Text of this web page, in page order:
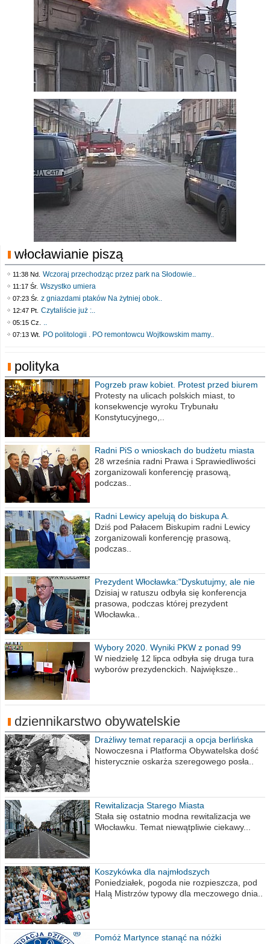
włocławianie piszą
11:38 Nd. Wczoraj przechodząc przez park na Słodowie..
11:17 Śr. Wszystko umiera
07:23 Śr. z gniazdami ptaków Na żytniej obok..
12:47 Pt. Czytaliście już :..
05:15 Cz. ..
07:13 Wt. PO politologii . PO remontowcu Wojtkowskim mamy..
polityka
Pogrzeb praw kobiet. Protest przed biurem
poselskim PiS
Protesty na ulicach polskich miast, to
konsekwencje wyroku Trybunału
Konstytucyjnego,..
Radni PiS o wnioskach do budżetu miasta
na 2021 rok
28 września radni Prawa i Sprawiedliwości
zorganizowali konferencję prasową,
podczas..
Radni Lewicy apelują do biskupa A.
Wiesława Meringa
Dziś pod Pałacem Biskupim radni Lewicy
zorganizowali konferencję prasową,
podczas..
Prezydent Włocławka:"Dyskutujmy, ale nie
obrażajmy się”
Dzisiaj w ratuszu odbyła się konferencja
prasowa, podczas której prezydent
Włocławka..
Wybory 2020. Wyniki PKW z ponad 99
procent obwodów
W niedzielę 12 lipca odbyła się druga tura
wyborów prezydenckich. Największe..
dziennikarstwo obywatelskie
Drażliwy temat reparacji a opcja berlińska
Nowoczesna i Platforma Obywatelska dość
histerycznie oskarża szeregowego posła..
Rewitalizacja Starego Miasta
Stała się ostatnio modna rewitalizacja we
Włocławku. Temat niewątpliwie ciekawy...
Koszykówka dla najmłodszych
Poniedziałek, pogoda nie rozpieszcza, pod
Halą Mistrzów typowy dla meczowego dnia..
Pomóż Martynce stanąć na nóżki